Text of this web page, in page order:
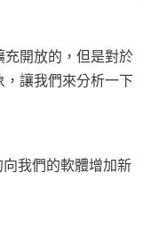
充開放的，但是對於
讓我們來分析一下
我們的軟體增加新